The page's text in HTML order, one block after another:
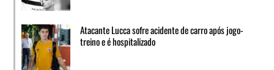
Atacante Lucca sofre acidente de carro após jogo-
treino e é hospitalizado